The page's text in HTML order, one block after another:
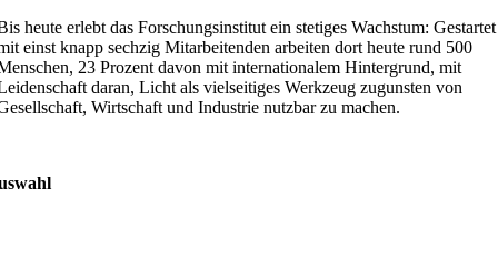
heute erlebt das Forschungsinstitut ein stetiges Wachstum: Gestartet
einst knapp sechzig Mitarbeitenden arbeiten dort heute rund 500
23 Prozent davon mit internationalem Hintergrund, mit
daran, Licht als vielseitiges Werkzeug zugunsten von
Wirtschaft und Industrie nutzbar zu machen.